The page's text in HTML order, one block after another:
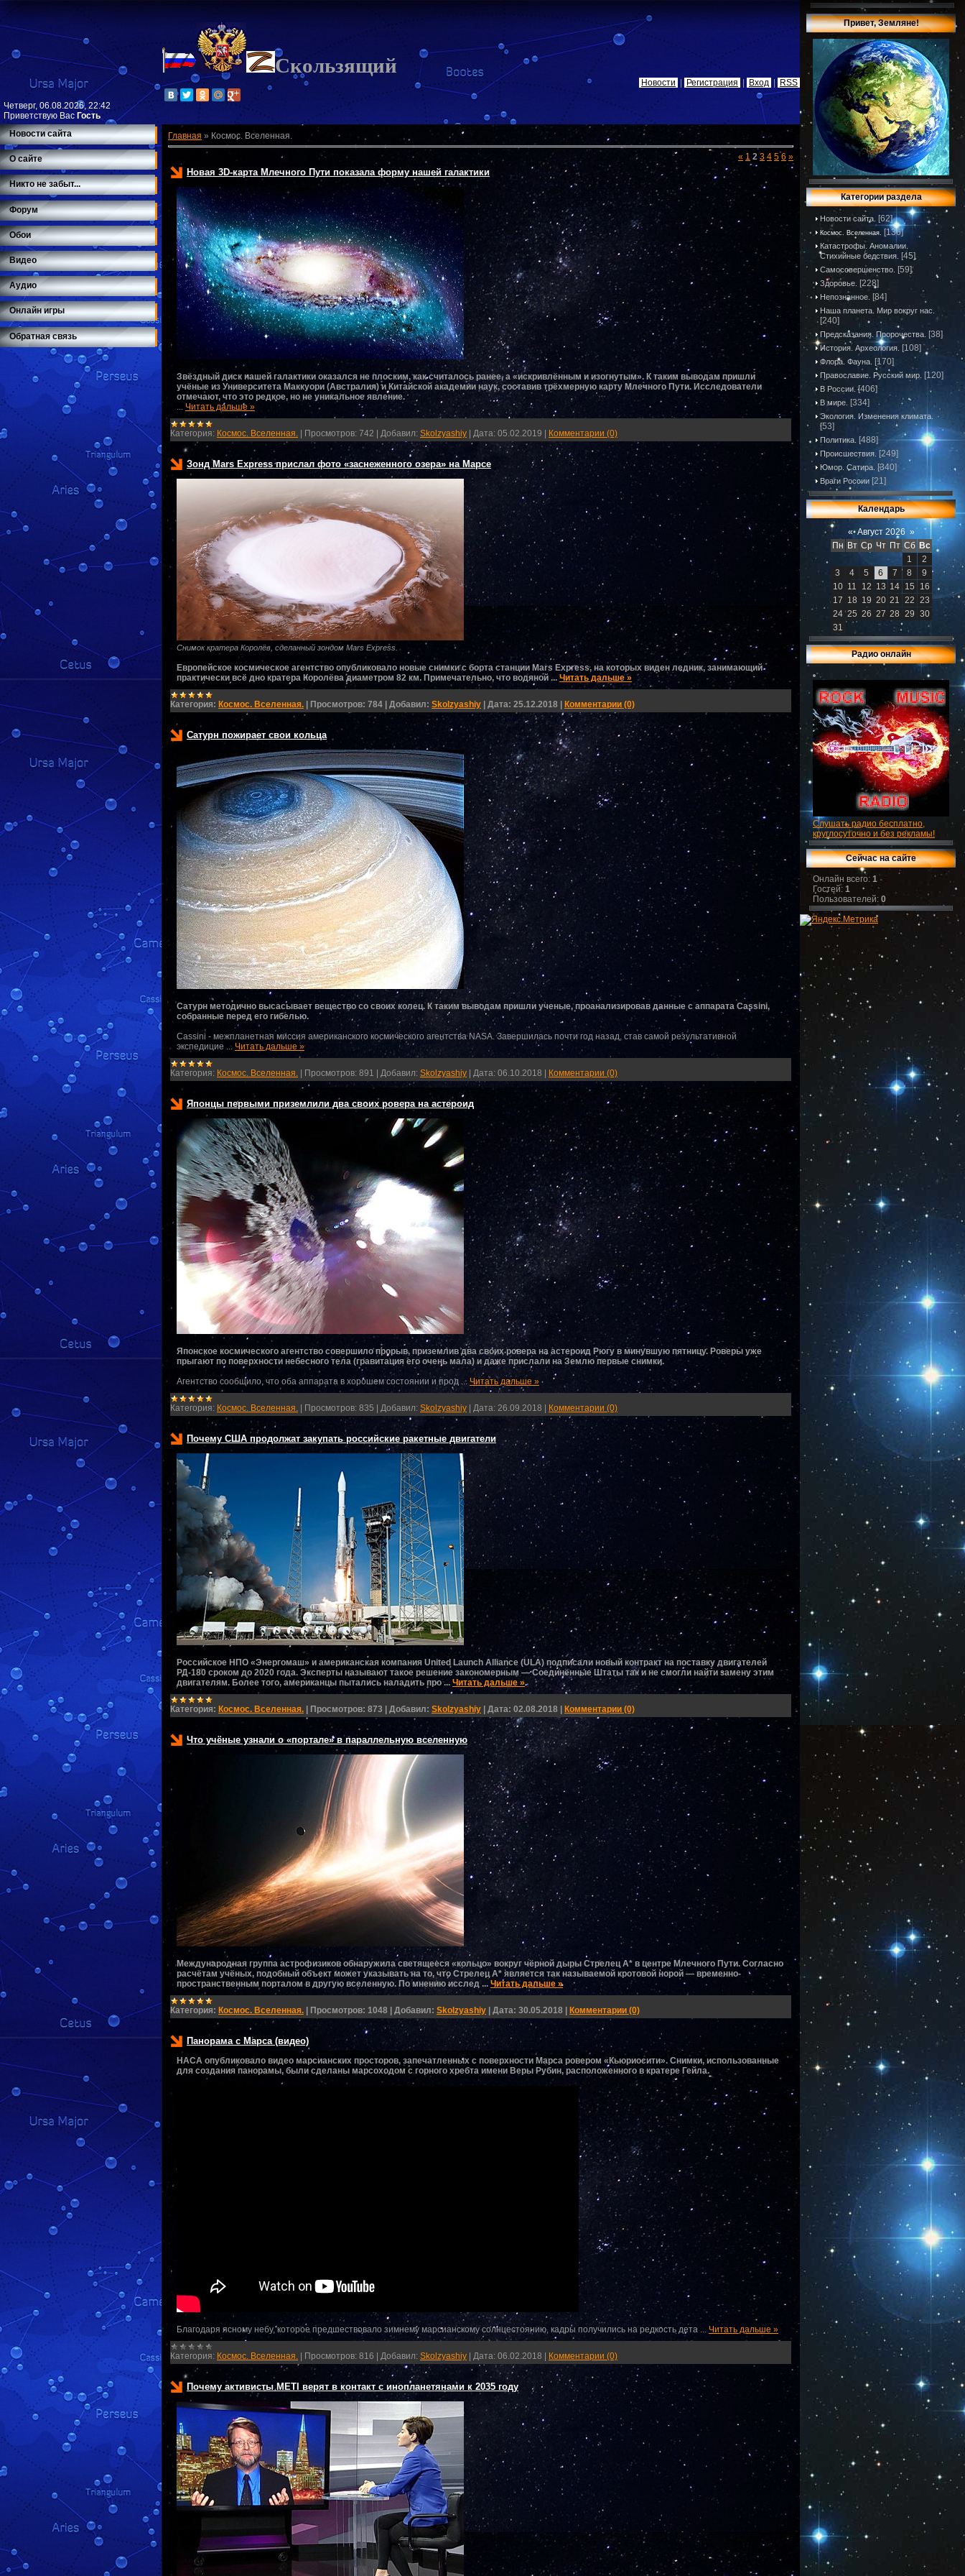
Четверг, 06.08.2026, 22:42
Приветствую Вас Гость
Скользящий
Новости | Регистрация | Вход RSS
Новости сайта
О сайте
Никто не забыт...
Форум
Обои
Видео
Аудио
Онлайн игры
Обратная связь
Главная » Космос. Вселенная.
« 1 2 3 4 5 6 »
Новая 3D-карта Млечного Пути показала форму нашей галактики
Звёздный диск нашей галактики оказался не плоским, как считалось ранее, а «искривлённым и изогнутым». К таким выводам пришли
учёные из Университета Маккуори (Австралия) и Китайской академии наук, составив трёхмерную карту Млечного Пути. Исследователи
отмечают, что это редкое, но не уникальное явление.
... Читать дальше »
Категория: Космос. Вселенная. Просмотров: 742 Добавил: Skolzyashiy Дата: 05.02.2019 Комментарии (0)
Зонд Mars Express прислал фото «заснеженного озера» на Марсе
Снимок кратера Королёв, сделанный зондом Mars Express.
Европейское космическое агентство опубликовало новые снимки с борта станции Mars Express, на которых виден ледник, занимающий
практически всё дно кратера Королёва диаметром 82 км. Примечательно, что водяной ... Читать дальше »
Категория: Космос. Вселенная. Просмотров: 784 Добавил: Skolzyashiy Дата: 25.12.2018 Комментарии (0)
Сатурн пожирает свои кольца
Сатурн методично высасывает вещество со своих колец. К таким выводам пришли ученые, проанализировав данные с аппарата Cassini,
собранные перед его гибелью.
Cassini - межпланетная миссия американского космического агентства NASA. Завершилась почти год назад, став самой результативной
экспедицие ... Читать дальше »
Категория: Космос. Вселенная. Просмотров: 891 Добавил: Skolzyashiy Дата: 06.10.2018 Комментарии (0)
Японцы первыми приземлили два своих ровера на астероид
Японское космического агентство совершило прорыв, приземлив два своих ровера на астероид Рюгу в минувшую пятницу. Роверы уже
прыгают по поверхности небесного тела (гравитация его очень мала) и даже прислали на Землю первые снимки.
Агентство сообщило, что оба аппарата в хорошем состоянии и прод ... Читать дальше »
Категория: Космос. Вселенная. Просмотров: 835 Добавил: Skolzyashiy Дата: 26.09.2018 Комментарии (0)
Почему США продолжат закупать российские ракетные двигатели
Российское НПО «Энергомаш» и американская компания United Launch Alliance (ULA) подписали новый контракт на поставку двигателей
РД-180 сроком до 2020 года. Эксперты называют такое решение закономерным — Соединённые Штаты так и не смогли найти замену этим
двигателям. Более того, американцы пытались наладить про... Читать дальше »
Категория: Космос. Вселенная. Просмотров: 873 Добавил: Skolzyashiy Дата: 02.08.2018 Комментарии (0)
Что учёные узнали о «портале» в параллельную вселенную
Международная группа астрофизиков обнаружила светящееся «кольцо» вокруг чёрной дыры Стрелец А* в центре Млечного Пути. Согласно
расчётам учёных, подобный объект может указывать на то, что Стрелец А* является так называемой кротовой норой — временно-
пространственным порталом в другую вселенную. По мнению исслед ... Читать дальше »
Категория: Космос. Вселенная. Просмотров: 1048 Добавил: Skolzyashiy Дата: 30.05.2018 Комментарии (0)
Панорама с Марса (видео)
НАСА опубликовало видео марсианских просторов, запечатленных с поверхности Марса ровером «Кьюриосити». Снимки, использованные
для создания панорамы, были сделаны марсоходом с горного хребта имени Веры Рубин, расположенного в кратере Гейла.
Благодаря ясному небу, которое предшествовало зимнему марсианскому солнцестоянию, кадры получились на редкость дета ... Читать дальше »
Категория: Космос. Вселенная. Просмотров: 816 Добавил: Skolzyashiy Дата: 06.02.2018 Комментарии (0)
Почему активисты METI верят в контакт с инопланетянами к 2035 году
Привет, Земляне!
Категории раздела
Новости сайта. [62]
Космос. Вселенная. [136]
Катастрофы. Аномалии.
Стихийные бедствия.
[45]
Самосовершенство. [59]
Здоровье. [228]
Непознанное. [84]
Наша планета. Мир вокруг нас.
[240]
Предсказания. Пророчества. [38]
История. Археология. [108]
Флора. Фауна. [170]
Православие. Русский мир. [120]
В России. [406]
В мире. [334]
Экология. Изменения климата.
[53]
Политика. [488]
Происшествия. [249]
Юмор. Сатира. [340]
Враги России [21]
Календарь
« Август 2026 »
Пн Вт Ср Чт Пт Сб Вс
1
2
3
4 5 6 7 8
9
10 11 12 13 14 15
16
17 18 19 20 21 22 23
24 25 26 27 28 29 30
31
Радио онлайн
Слушать радио бесплатно,
круглосуточно и без рекламы!
Сейчас на сайте
Онлайн всего: 1
Гостей: 1
Пользователей: 0